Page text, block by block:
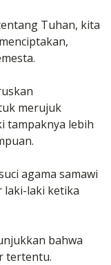
Tuhan, kita
merujuk
tampaknya lebih
agama samawi
laki-laki ketika
bahwa
tertentu.